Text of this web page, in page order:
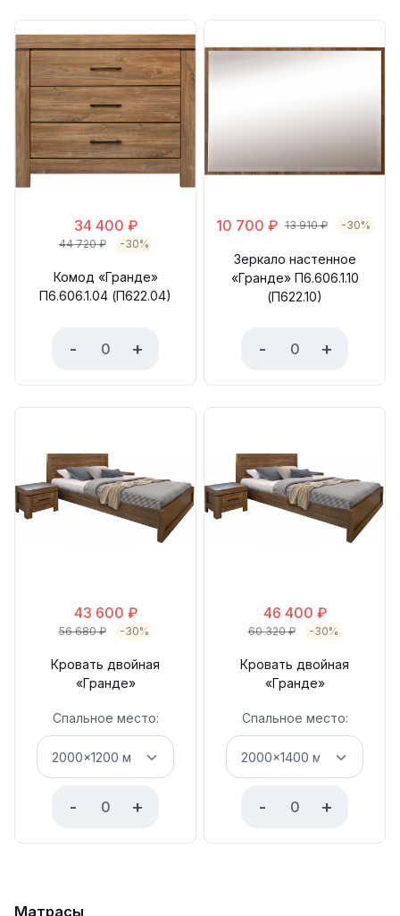
34 400 ₽
44 720₽ -30%
Комод «Гранде»
П6.606.1.04 (П622.04)
- +
10 700 ₽ 13 910₽ -30%
Зеркало настенное
«Гранде» П6.606.1.10
(П622.10)
- +
43 600 ₽
56 680₽ -30%
Кровать двойная
«Гранде»
Спальное место:
- +
46 400 ₽
60 320₽ -30%
Кровать двойная
«Гранде»
Спальное место:
- +
Матрасы